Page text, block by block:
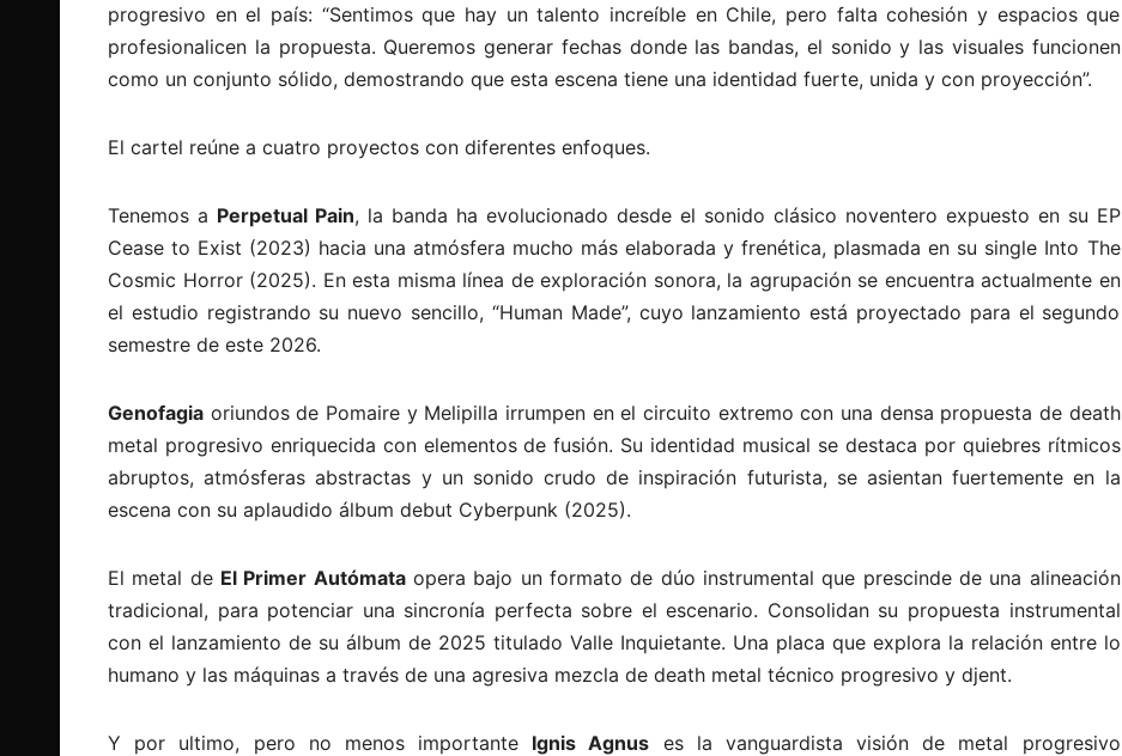
progresivo en el país: “Sentimos que hay un talento increíble en Chile, pero falta cohesión y espacios que
profesionalicen la propuesta. Queremos generar fechas donde las bandas, el sonido y las visuales funcionen
como un conjunto sólido, demostrando que esta escena tiene una identidad fuerte, unida y con proyección”.
El cartel reúne a cuatro proyectos con diferentes enfoques.
Tenemos a Perpetual Pain, la banda ha evolucionado desde el sonido clásico noventero expuesto en su EP
Cease to Exist (2023) hacia una atmósfera mucho más elaborada y frenética, plasmada en su single Into The
Cosmic Horror (2025). En esta misma línea de exploración sonora, la agrupación se encuentra actualmente en
el estudio registrando su nuevo sencillo, “Human Made”, cuyo lanzamiento está proyectado para el segundo
semestre de este 2026.
Genofagia oriundos de Pomaire y Melipilla irrumpen en el circuito extremo con una densa propuesta de death
metal progresivo enriquecida con elementos de fusión. Su identidad musical se destaca por quiebres rítmicos
abruptos, atmósferas abstractas y un sonido crudo de inspiración futurista, se asientan fuertemente en la
escena con su aplaudido álbum debut Cyberpunk (2025).
El metal de El Primer Autómataopera bajo un formato de dúo instrumental que prescinde de una alineación
tradicional, para potenciar una sincronía perfecta sobre el escenario. Consolidan su propuesta instrumental
con el lanzamiento de su álbum de 2025 titulado Valle Inquietante. Una placa que explora la relación entre lo
humano y las máquinas a través de una agresiva mezcla de death metal técnico progresivo y djent.
Y por ultimo, pero no menos importante Ignis Agnus es la vanguardista visión de metal progresivo